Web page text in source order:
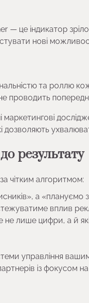
це індикатор
нові
та роллю
проводить
дозволяють
результату
чітким алгоритмом:
а «плануємо
вплив
лише цифри, а й
управління
із фокусом